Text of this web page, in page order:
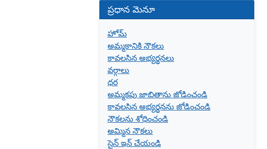
ప్రధాన మెనూ
హోమ్
అమ్మకానికి నౌకలు
కావలసిన అభ్యర్థనలు
వర్గాలు
ధర
అమ్మకపు జాబితాను జోడించండి
కావలసిన అభ్యర్థనను జోడించండి
నౌకలను శోధించండి
అమ్మిన నౌకలు
సైన్ ఇన్ చేయండి